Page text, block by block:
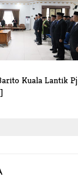
Kuala Lantik Pj